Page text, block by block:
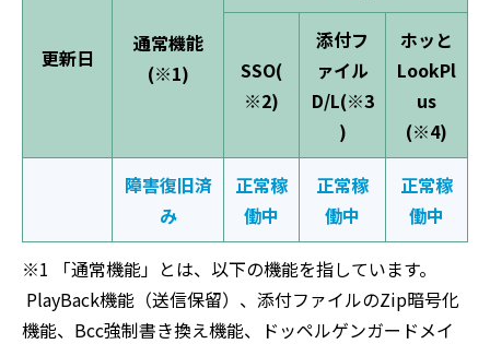
更新日
通常機能
(※1)
SSO(
※2)
添付フ
ァイル
D/L(※3
)
ホッと
LookPl
us
(※4)
障害復旧済
み
正常稼
働中
正常稼
働中
正常稼
働中
※1 「通常機能」とは、以下の機能を指しています。
PlayBack機能（送信保留）、添付ファイルのZip暗号化
機能、Bcc強制書き換え機能、ドッペルゲンガードメイ